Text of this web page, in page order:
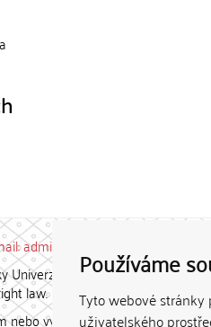
Používáme
Tyto webové
uživatelského
admin-repozitar [at] cuni.cz
Univerzity Karlovy. / Each
law.
vydávány za studijní,